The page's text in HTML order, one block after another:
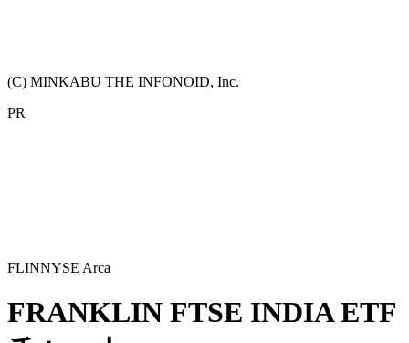
(C) MINKABU THE INFONOID, Inc.
PR
FLINNYSE Arca
FRANKLIN FTSE INDIA ETF